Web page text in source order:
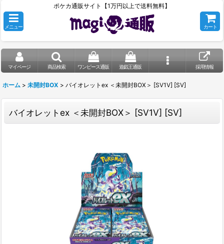
ポケカ通販サイト【1万円以上で送料無料】
メニュー カート
マイページ 商品検索 ワンピース通販 遊戯王通販 採用情報
ホーム > 未開封BOX > バイオレットex ＜未開封BOX＞ [SV1V] [SV]
バイオレットex ＜未開封BOX＞ [SV1V] [SV]